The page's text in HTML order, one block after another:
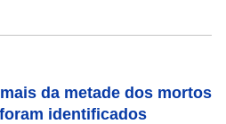
da metade dos mortos
identificados